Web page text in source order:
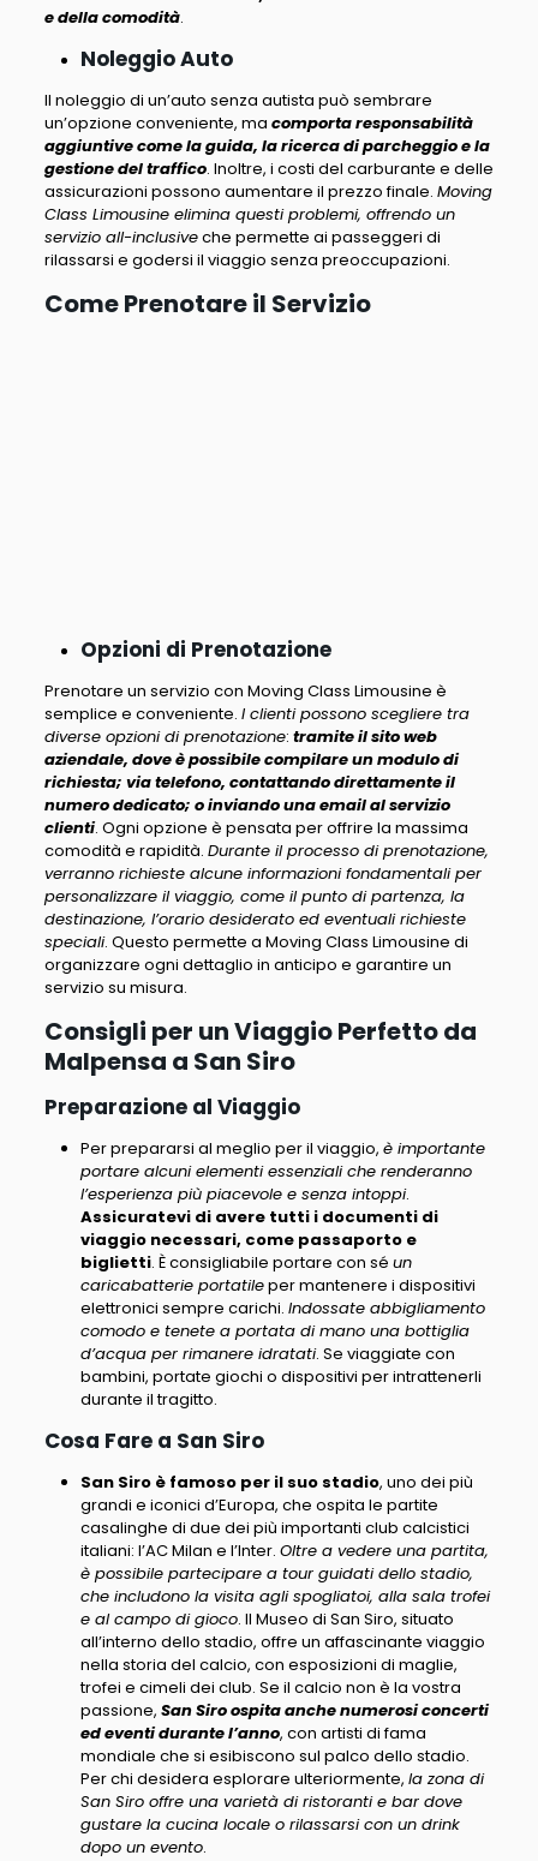
e della comodità.
Noleggio Auto
Il noleggio di un’auto senza autista può sembrare
un’opzione conveniente, ma comporta responsabilità
aggiuntive come la guida, la ricerca di parcheggio e la
gestione del traffico. Inoltre, i costi del carburante e delle
assicurazioni possono aumentare il prezzo finale. Moving
Class Limousine elimina questi problemi, offrendo un
servizio all-inclusiveche permette ai passeggeri di
rilassarsi e godersi il viaggio senza preoccupazioni.
Come Prenotare il Servizio
Opzioni di Prenotazione
Prenotare un servizio con Moving Class Limousine è
semplice e conveniente. I clienti possono scegliere tra
diverse opzioni di prenotazione: tramite il sito web
aziendale, dove è possibile compilare un modulo di
richiesta; via telefono, contattando direttamente il
numero dedicato; o inviando una email al servizio
clienti. Ogni opzione è pensata per offrire la massima
comodità e rapidità. Durante il processo di prenotazione,
verranno richieste alcune informazioni fondamentali per
personalizzare il viaggio, come il punto di partenza, la
destinazione, l’orario desiderato ed eventuali richieste
speciali. Questo permette a Moving Class Limousine di
organizzare ogni dettaglio in anticipo e garantire un
servizio su misura.
Consigli per un Viaggio Perfetto da
Malpensa a San Siro
Preparazione al Viaggio
Per prepararsi al meglio per il viaggio, è importante
portare alcuni elementi essenziali che renderanno
l’esperienza più piacevole e senza intoppi.
Assicuratevi di avere tutti i documenti di
viaggio necessari, come passaporto e
biglietti. È consigliabile portare con sé un
caricabatterie portatileper mantenere i dispositivi
elettronici sempre carichi. Indossate abbigliamento
comodo e tenete a portata di mano una bottiglia
d’acqua per rimanere idratati. Se viaggiate con
bambini, portate giochi o dispositivi per intrattenerli
durante il tragitto.
Cosa Fare a San Siro
San Siro è famoso per il suo stadio, uno dei più
grandi e iconici d’Europa, che ospita le partite
casalinghe di due dei più importanti club calcistici
italiani: l’AC Milan e l’Inter. Oltre a vedere una partita,
è possibile partecipare a tour guidati dello stadio,
che includono la visita agli spogliatoi, alla sala trofei
e al campo di gioco. Il Museo di San Siro, situato
all’interno dello stadio, offre un affascinante viaggio
nella storia del calcio, con esposizioni di maglie,
trofei e cimeli dei club. Se il calcio non è la vostra
passione, San Siro ospita anche numerosi concerti
ed eventi durante l’anno, con artisti di fama
mondiale che si esibiscono sul palco dello stadio.
Per chi desidera esplorare ulteriormente, la zona di
San Siro offre una varietà di ristoranti e bar dove
gustare la cucina locale o rilassarsi con un drink
dopo un evento.